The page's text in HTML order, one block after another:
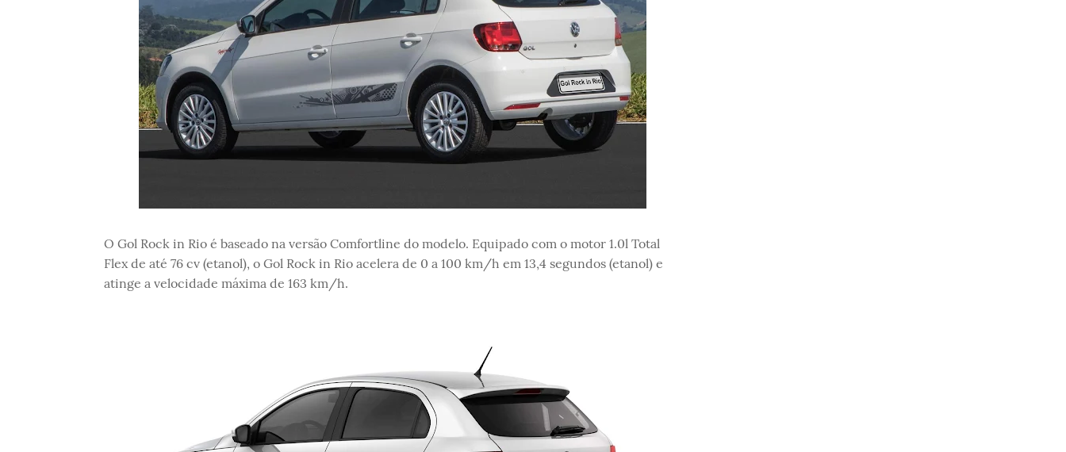
O Gol Rock in Rio é baseado na versão Comfortline do modelo. Equipado com o motor 1.0l Total
Flex de até 76 cv (etanol), o Gol Rock in Rio acelera de 0 a 100 km/h em 13,4 segundos (etanol) e
atinge a velocidade máxima de 163 km/h.